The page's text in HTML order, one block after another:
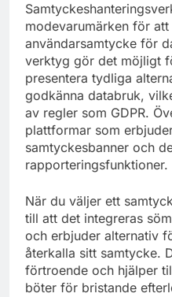
modevarumärken för
användarsamtycke för
verktyg gör det möjligt
presentera tydliga
godkänna databruk,
av regler som GDPR.
plattformar som
samtyckesbanner och
rapporteringsfunktioner.
När du väljer ett
till att det integreras
och erbjuder alternativ
återkalla sitt samtycke.
förtroende och hjälper
böter för bristande